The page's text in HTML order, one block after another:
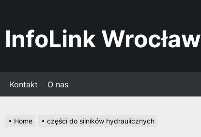
the
content
InfoLink Wrocław
Kontakt O nas
Home części do silników hydraulicznych